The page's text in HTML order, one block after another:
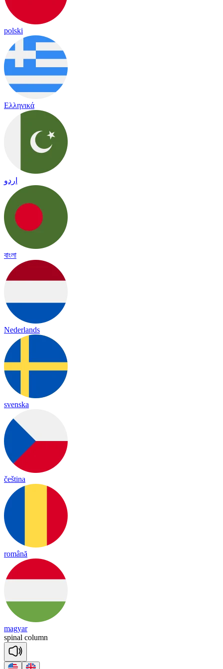
polski
Ελληνικά
اردو
বাংলা
Nederlands
svenska
čeština
română
magyar
spinal column